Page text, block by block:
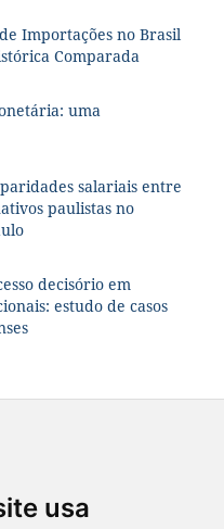
usa
Importações no Brasil
Comparada
uma
salariais entre
paulistas no
decisório em
estudo de casos